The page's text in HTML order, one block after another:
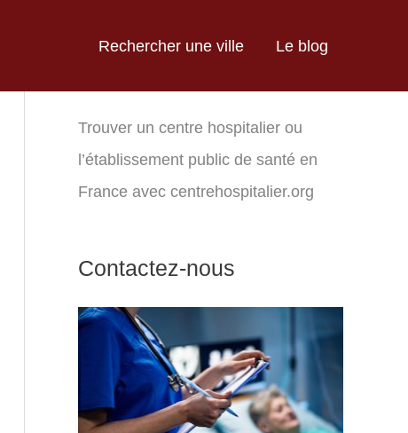
Rechercher une ville Le blog
Trouver un centre hospitalier ou
l’établissement public de santé en
France avec centrehospitalier.org
Contactez-nous